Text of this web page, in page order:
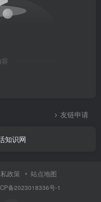
友链申请
知识网
政策 站点地图
备2023018336号-1